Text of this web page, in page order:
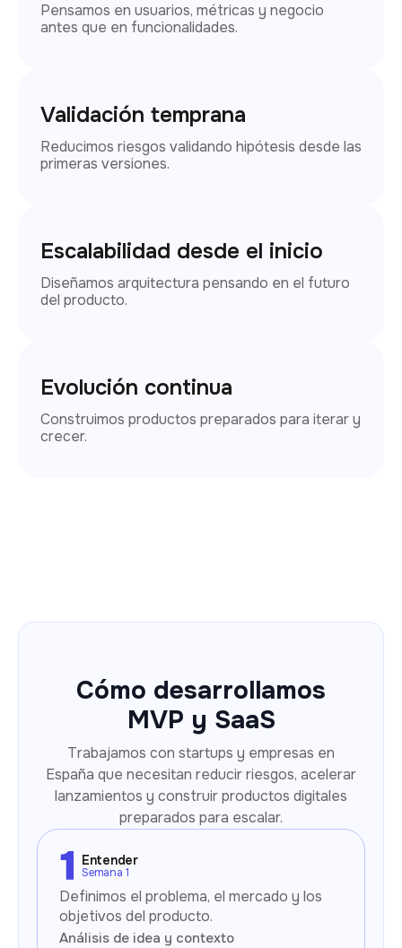
Pensamos en usuarios, métricas y negocio
antes que en funcionalidades.
Validación temprana
Reducimos riesgos validando hipótesis desde las
primeras versiones.
Escalabilidad desde el inicio
Diseñamos arquitectura pensando en el futuro
del producto.
Evolución continua
Construimos productos preparados para iterar y
crecer.
Cómo desarrollamos
MVP y SaaS
Trabajamos con startups y empresas en
España que necesitan reducir riesgos, acelerar
lanzamientos y construir productos digitales
preparados para escalar.
Entender
Semana 1
Definimos el problema, el mercado y los
objetivos del producto.
Análisis de idea y contexto